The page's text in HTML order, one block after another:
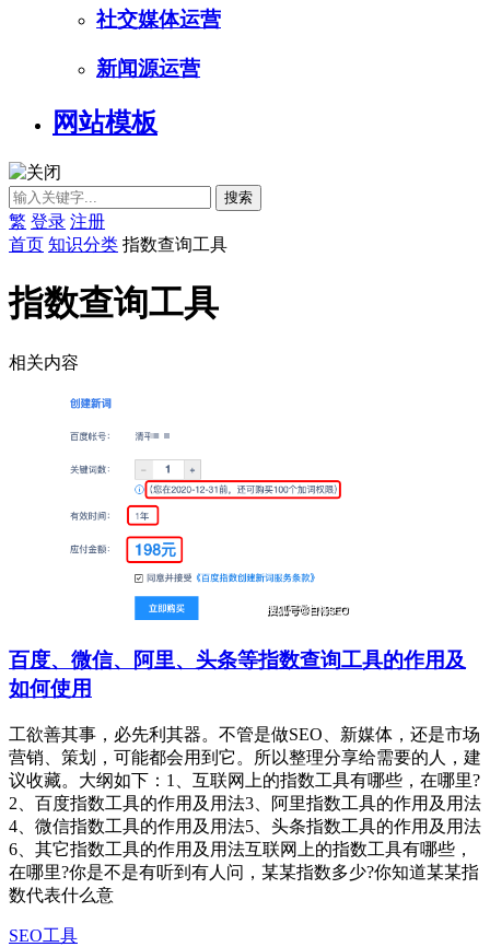
社交媒体运营
新闻源运营
网站模板
繁 登录 注册
首页 知识分类 指数查询工具
指数查询工具
相关内容
百度、微信、阿里、头条等指数查询工具的作用及
如何使用
工欲善其事，必先利其器。不管是做SEO、新媒体，还是市场
营销、策划，可能都会用到它。所以整理分享给需要的人，建
议收藏。大纲如下：1、互联网上的指数工具有哪些，在哪里?
2、百度指数工具的作用及用法3、阿里指数工具的作用及用法
4、微信指数工具的作用及用法5、头条指数工具的作用及用法
6、其它指数工具的作用及用法互联网上的指数工具有哪些，
在哪里?你是不是有听到有人问，某某指数多少?你知道某某指
数代表什么意
SEO工具